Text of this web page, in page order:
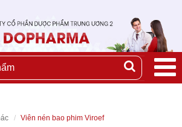
Viên nén bao phim Viroef